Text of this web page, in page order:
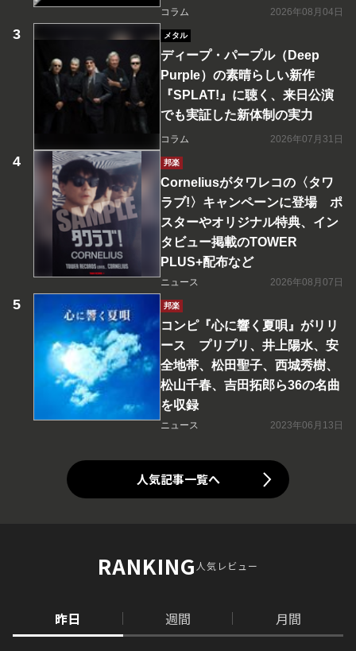
コラム 2026年08月04日
メタル
ディープ・パープル（Deep
Purple）の素晴らしい新作
『SPLAT!』に聴く、来日公演
でも実証した新体制の実力
コラム 2026年07月31日
邦楽
Corneliusがタワレコの〈タワ
ラブ!〉キャンペーンに登場 ポ
スターやオリジナル特典、イン
タビュー掲載のTOWER
PLUS+配布など
ニュース 2026年08月07日
邦楽
コンピ『心に響く夏唄』がリリ
ース プリプリ、井上陽水、安
全地帯、松田聖子、西城秀樹、
松山千春、吉田拓郎ら36の名曲
を収録
ニュース 2023年06月13日
人気記事一覧へ
RANKING人気レビュー
昨日 週間 月間